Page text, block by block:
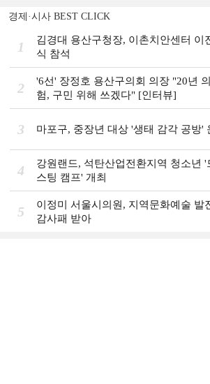
경제·시사 BEST CLICK
1
김경대 용산구청장, 이촌치안센터 이
식 참석
2
'6선' 장정호 용산구의회 의장 "20년
험, 구민 위해 쓰겠다" [인터뷰]
3 마포구, 중장년 대상 '생태 감각 공방'
4
강원랜드, 석탄산업전환지역 청소년 '
스팅 캠프' 개최
5
이정미 서울시의원, 지역문화예술 발
감사패 받아